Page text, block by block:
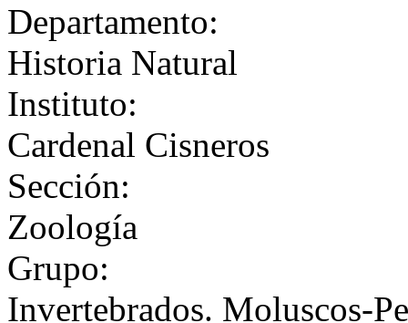
Departamento:
Historia Natural
Instituto:
Cardenal Cisneros
Sección:
Zoología
Grupo:
Invertebrados. Moluscos-